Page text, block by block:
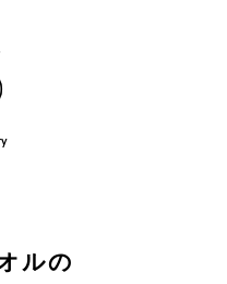
ルの